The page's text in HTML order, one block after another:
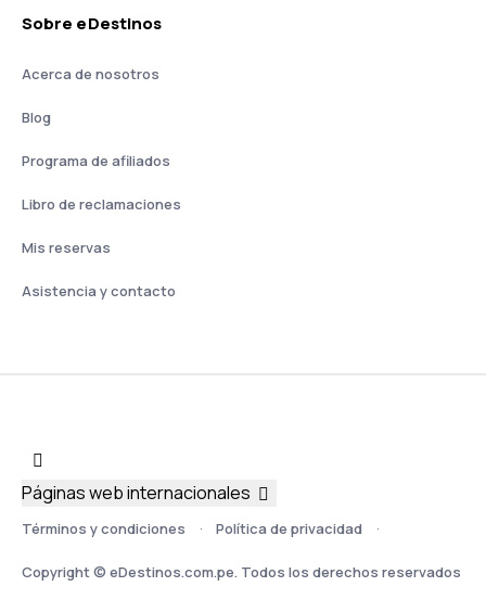
Sobre eDestinos
Acerca de nosotros
Blog
Programa de afiliados
Libro de reclamaciones
Mis reservas
Asistencia y contacto
Términos y condiciones Política de privacidad
Copyright © eDestinos.com.pe. Todos los derechos reservados
Páginas web internacionales